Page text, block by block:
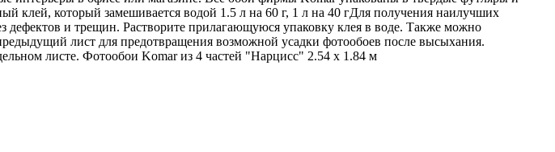
клей, который замешивается водой 1.5 л на 60 г, 1 л на 40 гДля получения наилучших
дефектов и трещин. Растворите прилагающуюся упаковку клея в воде. Также можно
лист для предотвращения возможной усадки фотообоев после высыхания.
листе. Фотообои Komar из 4 частей "Нарцисс" 2.54 х 1.84 м